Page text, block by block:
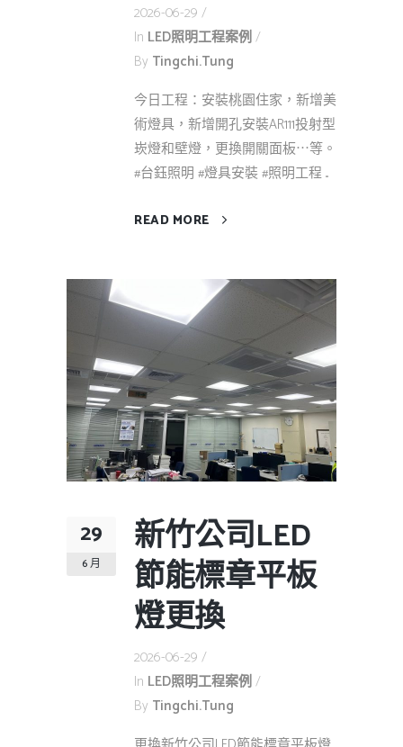
2026-06-29
In LED照明工程案例
By Tingchi.tung
今日工程：安裝桃園住家，新增美
術燈具，新增開孔安裝AR111投射型
崁燈和壁燈，更換開關面板⋯等。
#台鈺照明 #燈具安裝 #照明工程 ...
READ MORE
29
6 月
新竹公司LED
節能標章平板
燈更換
2026-06-29
In LED照明工程案例
By Tingchi.tung